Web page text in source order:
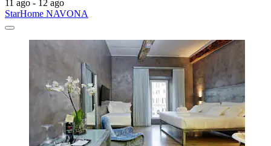
11 ago - 12 ago
StarHome NAVONA